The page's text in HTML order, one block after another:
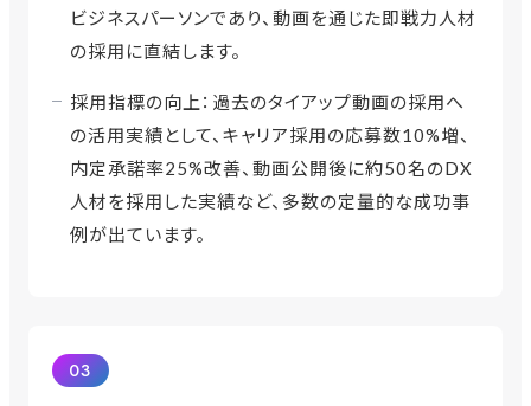
ビジネスパーソンであり、動画を通じた即戦力人材
の採用に直結します。
採用指標の向上：過去のタイアップ動画の採用へ
の活用実績として、キャリア採用の応募数10%増、
内定承諾率25%改善、動画公開後に約50名のDX
人材を採用した実績など、多数の定量的な成功事
例が出ています。
03